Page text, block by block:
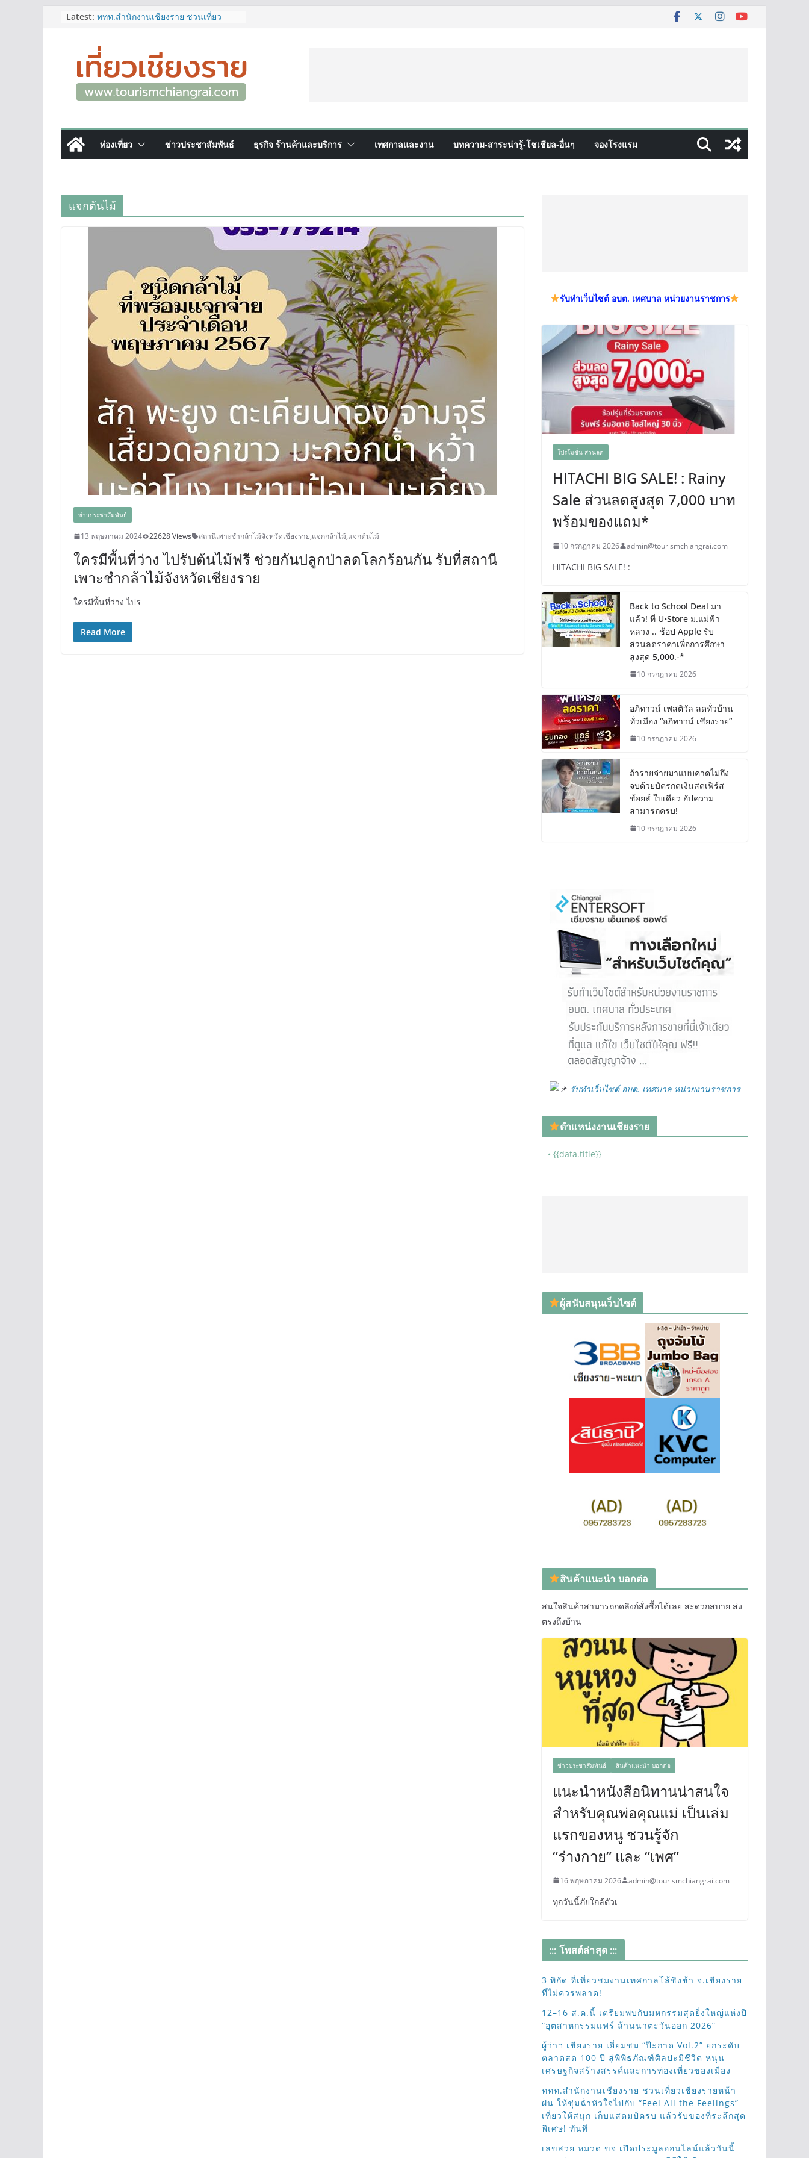
Latest: ททท.สำนักงานเชียงราย ชวนเที่ยว
เก็บแสตมป์ครบ แล้วรับของที่ระลึกสุด
พิเศษ! ทันที
เลขสวย หมวด ขจ เปิดประมูลออนไลน์
แล้ววันนี้ เลขเด่น เลขมงคล ความหมาย
ดีมีให้เลือกหลากหลายทั้ง 301 หมายเลข
จ.เชียงราย ที่ไม่ควรพลาด!
12–16 ส.ค.นี้ เตรียมพบกับมหกรรมสุด
ยิ่งใหญ่แห่งปี “อุตสาหกรรมแฟร์ ล้านนา
ตะวันออก 2026”
ศิลปะมีชีวิต หนุนเศรษฐกิจสร้างสรรค์
และการท่องเที่ยวของเมือง
ท่องเที่ยว ข่าวประชาสัมพันธ์ ธุรกิจ ร้านค้าและบริการ เทศกาลและงาน บทความ-สาระน่ารู้-โซเชียล-อื่นๆ จองโรงแรม
แจกต้นไม้
ข่าวประชาสัมพันธ์
13 พฤษภาคม 2024 22628 Views สถานีเพาะชำกล้าไม้จังหวัดเชียงราย,แจกกล้าไม้,แจกต้นไม้
ใครมีพื้นที่ว่าง ไปรับต้นไม้ฟรี ช่วยกันปลูกป่าลดโลกร้อนกัน รับที่สถานี
เพาะชำกล้าไม้จังหวัดเชียงราย
ใครมีพื้นที่ว่าง ไปร
Read More
รับทำเว็บไซต์ อบต. เทศบาล หน่วยงานราชการ
โปรโมชั่น-ส่วนลด
HITACHI BIG SALE! : Rainy
Sale ส่วนลดสูงสุด 7,000 บาท
พร้อมของแถม*
10 กรกฎาคม 2026 admin@tourismchiangrai.com
HITACHI BIG SALE! :
Back to School Deal มา
แล้ว! ที่ U•Store ม.แม่ฟ้า
หลวง .. ช้อป Apple รับ
ส่วนลดราคาเพื่อการศึกษา
สูงสุด 5,000.-*
10 กรกฎาคม 2026
อภิทาวน์ เฟสติวัล ลดทั่วบ้าน
ทั่วเมือง “อภิทาวน์ เชียงราย”
10 กรกฎาคม 2026
ถ้ารายจ่ายมาแบบคาดไม่ถึง
จบด้วยบัตรกดเงินสดเฟิร์ส
ช้อยส์ ใบเดียว อัปความ
สามารถครบ!
10 กรกฎาคม 2026
รับทำเว็บไซต์ อบต. เทศบาล หน่วยงานราชการ
ตำแหน่งงานเชียงราย
• {{data.title}}
ผู้สนับสนุนเว็บไซต์
สินค้าแนะนำ บอกต่อ
สนใจสินค้าสามารถกดลิงก์สั่งซื้อได้เลย สะดวกสบาย ส่ง
ตรงถึงบ้าน
ข่าวประชาสัมพันธ์ สินค้าแนะนำ บอกต่อ
แนะนำหนังสือนิทานน่าสนใจ
สำหรับคุณพ่อคุณแม่ เป็นเล่ม
แรกของหนู ชวนรู้จัก
“ร่างกาย” และ “เพศ”
16 พฤษภาคม 2026 admin@tourismchiangrai.com
ทุกวันนี้ภัยใกล้ตัวเ
::: โพสต์ล่าสุด :::
3 พิกัด ที่เที่ยวชมงานเทศกาลโล้ชิงช้า จ.เชียงราย
ที่ไม่ควรพลาด!
12–16 ส.ค.นี้ เตรียมพบกับมหกรรมสุดยิ่งใหญ่แห่งปี
“อุตสาหกรรมแฟร์ ล้านนาตะวันออก 2026”
ผู้ว่าฯ เชียงราย เยี่ยมชม “ป๊ะกาด Vol.2” ยกระดับ
ตลาดสด 100 ปี สู่พิพิธภัณฑ์ศิลปะมีชีวิต หนุน
เศรษฐกิจสร้างสรรค์และการท่องเที่ยวของเมือง
ททท.สำนักงานเชียงราย ชวนเที่ยวเชียงรายหน้า
ฝน ให้ชุ่มฉ่ำหัวใจไปกับ “Feel All the Feelings”
เที่ยวให้สนุก เก็บแสตมป์ครบ แล้วรับของที่ระลึกสุด
พิเศษ! ทันที
เลขสวย หมวด ขจ เปิดประมูลออนไลน์แล้ววันนี้